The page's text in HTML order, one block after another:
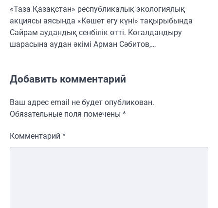
«Таза Қазақстан» республикалық экологиялық
акциясы аясында «Көшет егу күні» тақырыбында
Сайрам аудандық сенбілік өтті. Көгалдандыру
шарасына аудан әкімі Арман Сәбитов,…
Добавить комментарий
Ваш адрес email не будет опубликован.
Обязательные поля помечены *
Комментарий *